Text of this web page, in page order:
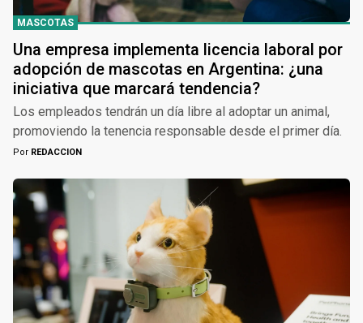
MASCOTAS
Una empresa implementa licencia laboral por
adopción de mascotas en Argentina: ¿una
iniciativa que marcará tendencia?
Los empleados tendrán un día libre al adoptar un animal,
promoviendo la tenencia responsable desde el primer día.
Por REDACCION